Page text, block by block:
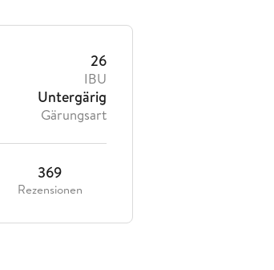
26
IBU
Untergärig
Gärungsart
369
Rezensionen